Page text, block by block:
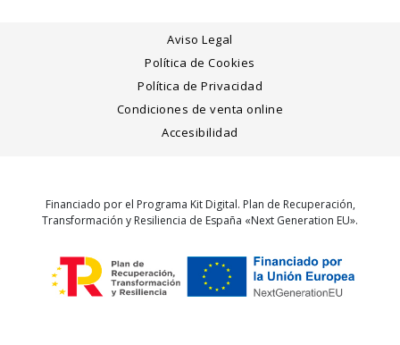
Aviso Legal
Política de Cookies
Política de Privacidad
Condiciones de venta online
Accesibilidad
Financiado por el Programa Kit Digital. Plan de Recuperación,
Transformación y Resiliencia de España «Next Generation EU».